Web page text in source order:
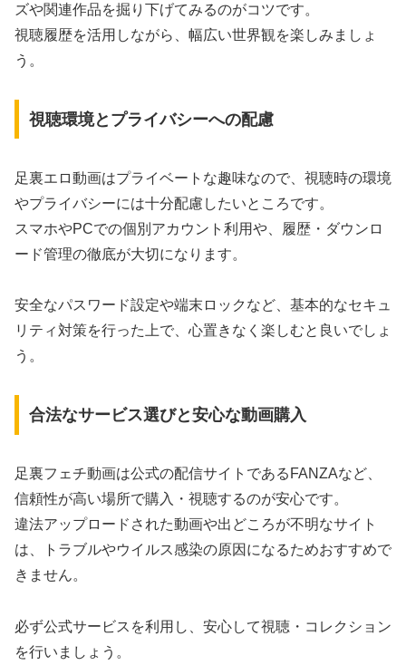
ズや関連作品を掘り下げてみるのがコツです。
視聴履歴を活用しながら、幅広い世界観を楽しみましょ
う。
視聴環境とプライバシーへの配慮
足裏エロ動画はプライベートな趣味なので、視聴時の環境
やプライバシーには十分配慮したいところです。
スマホやPCでの個別アカウント利用や、履歴・ダウンロ
ード管理の徹底が大切になります。
安全なパスワード設定や端末ロックなど、基本的なセキュ
リティ対策を行った上で、心置きなく楽しむと良いでしょ
う。
合法なサービス選びと安心な動画購入
足裏フェチ動画は公式の配信サイトであるFANZAなど、
信頼性が高い場所で購入・視聴するのが安心です。
違法アップロードされた動画や出どころが不明なサイト
は、トラブルやウイルス感染の原因になるためおすすめで
きません。
必ず公式サービスを利用し、安心して視聴・コレクション
を行いましょう。